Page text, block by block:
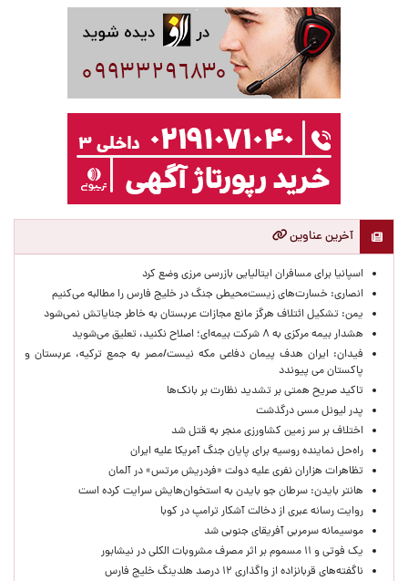
آخرین عناوین
اسپانیا برای مسافران ایتالیایی بازرسی مرزی وضع کرد
انصاری: خسارت‌های زیست‌محیطی جنگ در خلیج فارس را مطالبه‌ می‌کنیم
یمن: تشکیل ائتلاف هرگز مانع مجازات عربستان به خاطر جنایاتش نمی‌شود
هشدار بیمه مرکزی به ۸ شرکت بیمه‌ای؛ اصلاح نکنید، تعلیق می‌شوید
فیدان: ایران هدف پیمان دفاعی مکه نیست/مصر به جمع ترکیه، عربستان و
پاکستان می پیوندد
تاکید صریح همتی بر تشدید نظارت بر بانک‌ها
پدر لیونل مسی درگذشت
اختلاف بر سر زمین کشاورزی منجر به قتل شد
راه‌حل نماینده روسیه برای پایان جنگ آمریکا علیه ایران
تظاهرات هزاران نفری علیه دولت «فردریش مرتس» در آلمان
هانتر بایدن: سرطان جو بایدن به استخوان‌هایش سرایت کرده است
روایت رسانه عبری از دخالت آشکار ترامپ در کوبا
موسیمانه سرمربی آفریقای جنوبی شد
یک فوتی و ۱۱ مسموم بر اثر مصرف مشروبات الکلی در نیشابور
ناگفته‌های قربانزاده از واگذاری ۱۲ درصد هلدینگ خلیج فارس